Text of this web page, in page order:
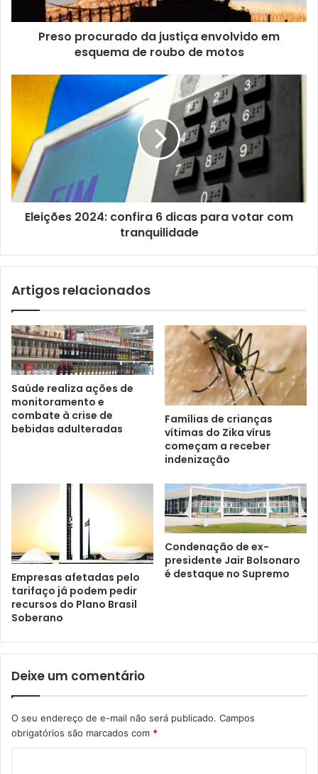
e
Preso procurado da justiça envolvido em
esquema de roubo de motos
Eleições 2024: confira 6 dicas para votar com
tranquilidade
Artigos relacionados
Saúde realiza ações de
monitoramento e
combate à crise de
bebidas adulteradas
Famílias de crianças
vítimas do Zika vírus
começam a receber
indenização
Empresas afetadas pelo
tarifaço já podem pedir
recursos do Plano Brasil
Soberano
Condenação de ex-
presidente Jair Bolsonaro
é destaque no Supremo
Deixe um comentário
O seu endereço de e-mail não será publicado. Campos
obrigatórios são marcados com *